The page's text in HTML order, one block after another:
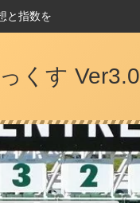
と指数を
くす Ver3.0